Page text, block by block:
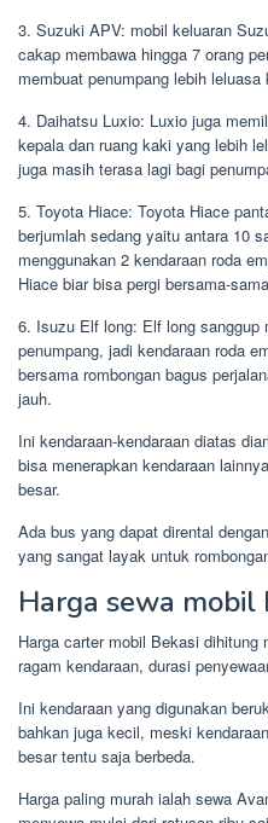
3. Suzuki APV: mobil keluaran
cakap membawa hingga 7 orang
membuat penumpang lebih
4. Daihatsu Luxio: Luxio juga
kepala dan ruang kaki yang lebih
juga masih terasa lagi bagi
5. Toyota Hiace: Toyota Hiace
berjumlah sedang yaitu antara 10
menggunakan 2 kendaraan roda
Hiace biar bisa pergi bersama-
6. Isuzu Elf long: Elf long sanggup
penumpang, jadi kendaraan roda
bersama rombongan bagus
jauh.
Ini kendaraan-kendaraan diatas
bisa menerapkan kendaraan
besar.
Ada bus yang dapat dirental
yang sangat layak untuk
Harga sewa mobil
Harga carter mobil Bekasi dihitung
ragam kendaraan, durasi
Ini kendaraan yang digunakan
bahkan juga kecil, meski
besar tentu saja berbeda.
Harga paling murah ialah sewa